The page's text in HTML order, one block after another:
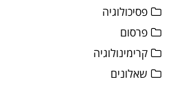
פסיכולוגיה
פרסום
קרימינולוגיה
שאלונים